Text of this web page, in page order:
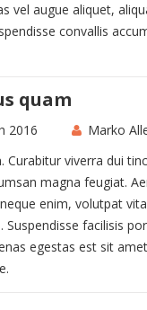
vel augue aliquet,
convallis
quam
2016
Marko
Curabitur viverra dui
magna feugiat.
enim, volutpat
Suspendisse facilisis
egestas est sit